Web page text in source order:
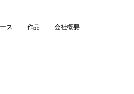
ス 作品 会社概要